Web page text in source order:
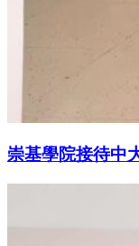
崇基學院接待中